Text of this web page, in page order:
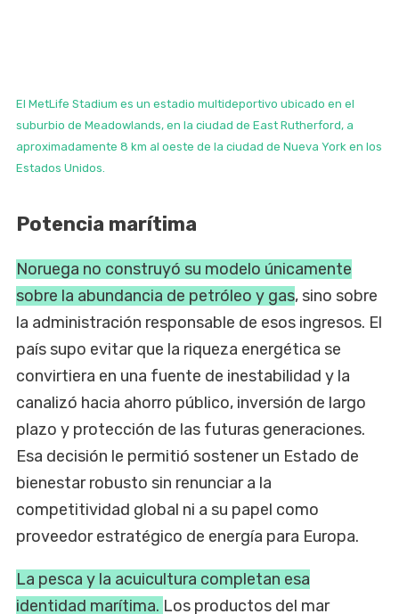
El MetLife Stadium es un estadio multideportivo ubicado en el
suburbio de Meadowlands, en la ciudad de East Rutherford, a
aproximadamente 8 km al oeste de la ciudad de Nueva York en los
Estados Unidos.
Potencia marítima
Noruega no construyó su modelo únicamente
sobre la abundancia de petróleo y gas, sino sobre
la administración responsable de esos ingresos. El
país supo evitar que la riqueza energética se
convirtiera en una fuente de inestabilidad y la
canalizó hacia ahorro público, inversión de largo
plazo y protección de las futuras generaciones.
Esa decisión le permitió sostener un Estado de
bienestar robusto sin renunciar a la
competitividad global ni a su papel como
proveedor estratégico de energía para Europa.
La pesca y la acuicultura completan esa
identidad marítima. Los productos del mar